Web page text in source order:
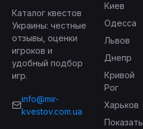
Каталог квестов
Украины: честные
отзывы, оценки
игроков и
удобный подбор
игр.
info@mir-
kvestov.com.ua
Киев
Одесса
Львов
Днепр
Кривой
Рог
Харьков
Показать